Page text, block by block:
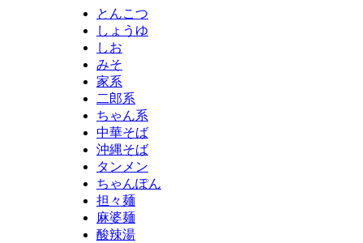
とんこつ
しょうゆ
しお
みそ
家系
二郎系
ちゃん系
中華そば
沖縄そば
タンメン
ちゃんぽん
担々麺
麻婆麺
酸辣湯